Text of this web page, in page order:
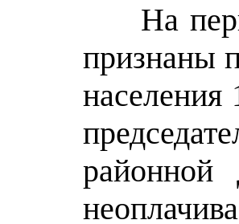
На
признаны
населения
районной